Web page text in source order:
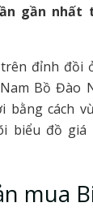
gần nhất
đỉnh đồi
Bồ Đào
bằng cách
biểu đồ giá
mua